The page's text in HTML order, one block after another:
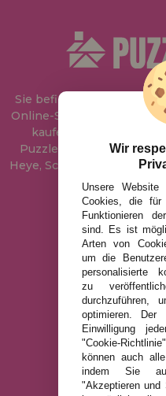
Sie befinden sich bei
Online-Shop, wo Sie
kaufen können. In
Puzzles der Marken
Heye, Schmidt,
Art Puzzle,
VERSAND
Wir
Unsere Website
Cookies, die für
Funktionieren
sind. Es ist
Arten von
um die
personalisierte
zu
durchzuführen,
optimieren. Der
Einwilligung
"Cookie-
können auch
indem Sie
"Akzeptieren